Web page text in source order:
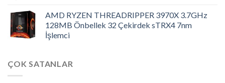
AMD RYZEN THREADRIPPER 3970X 3.7GHz
128MB Önbellek 32 Çekirdek sTRX4 7nm
İşlemci
ÇOK SATANLAR